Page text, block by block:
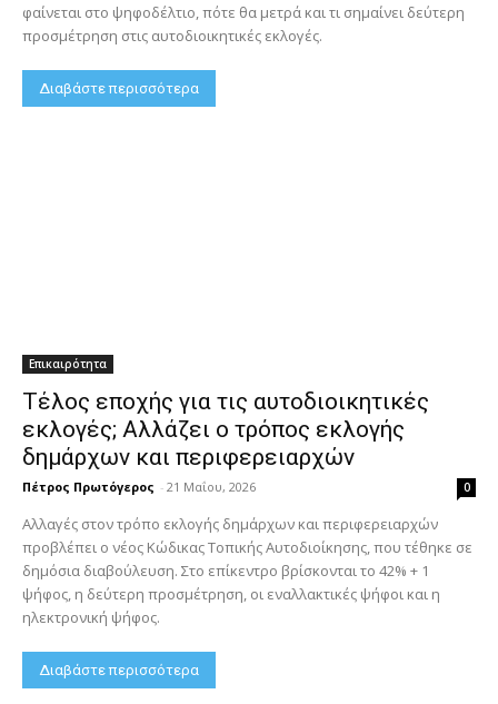
φαίνεται στο ψηφοδέλτιο, πότε θα μετρά και τι σημαίνει δεύτερη
προσμέτρηση στις αυτοδιοικητικές εκλογές.
Διαβάστε περισσότερα
Επικαιρότητα
Τέλος εποχής για τις αυτοδιοικητικές
εκλογές; Αλλάζει ο τρόπος εκλογής
δημάρχων και περιφερειαρχών
Πέτρος Πρωτόγερος - 21 Μαΐου, 2026 0
Αλλαγές στον τρόπο εκλογής δημάρχων και περιφερειαρχών
προβλέπει ο νέος Κώδικας Τοπικής Αυτοδιοίκησης, που τέθηκε σε
δημόσια διαβούλευση. Στο επίκεντρο βρίσκονται το 42% + 1
ψήφος, η δεύτερη προσμέτρηση, οι εναλλακτικές ψήφοι και η
ηλεκτρονική ψήφος.
Διαβάστε περισσότερα